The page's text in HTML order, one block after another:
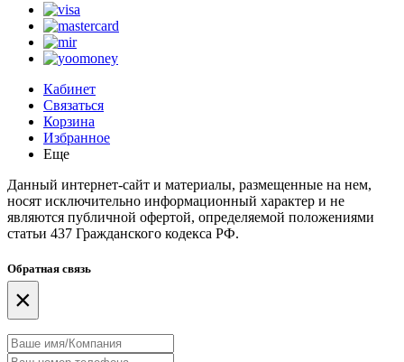
Кабинет
Связаться
Корзина
Избранное
Еще
Данный интернет-сайт и материалы, размещенные на нем,
носят исключительно информационный характер и не
являются публичной офертой, определяемой положениями
статьи 437 Гражданского кодекса РФ.
Обратная связь
×